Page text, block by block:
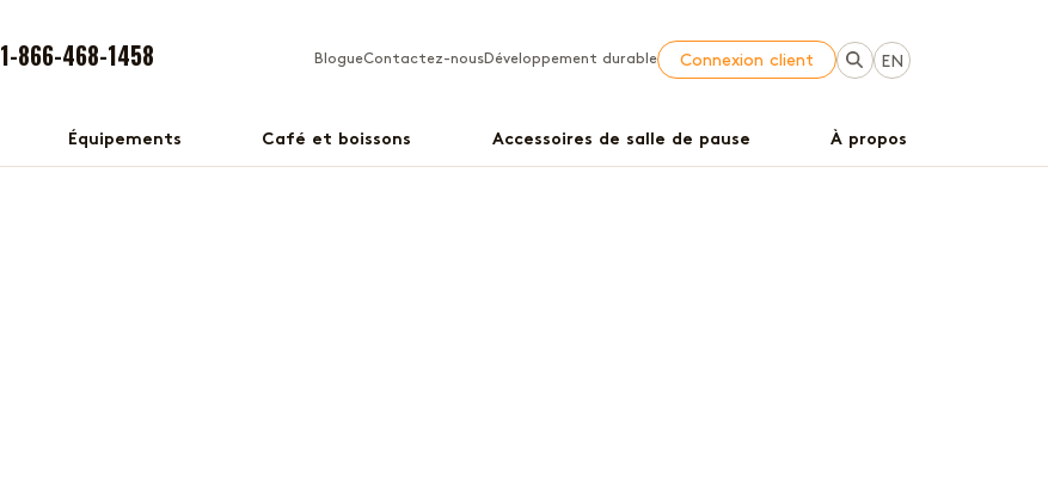
1-866-468-1458 BlogueContactez-nousDéveloppement durable Connexion client EN
Équipements Café et boissons Accessoires de salle de pause À propos